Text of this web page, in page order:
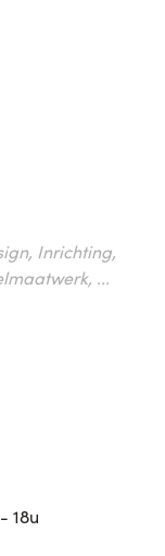
Inrichting,
...
18u